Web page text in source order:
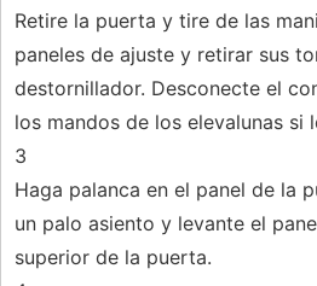
Retire la puerta y tire de las
paneles de ajuste y retirar sus
destornillador. Desconecte el
los mandos de los elevalunas si
3
Haga palanca en el panel de la
un palo asiento y levante el
superior de la puerta.